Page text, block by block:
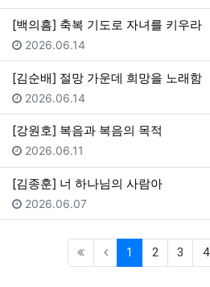
[백의흠] 축복 기도로 자녀를 키우라
등록일
2026.06.14
[김순배] 절망 가운데 희망을 노래함
등록일
2026.06.14
[강원호] 복음과 복음의 목적
등록일
2026.06.11
[김종훈] 너 하나님의 사람아
등록일
2026.06.07
1 (current)
2 3 4